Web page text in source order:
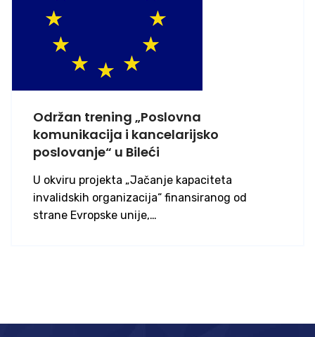
Održan trening „Poslovna
komunikacija i kancelarijsko
poslovanje“ u Bileći
U okviru projekta „Jačanje kapaciteta
invalidskih organizacija“ finansiranog od
strane Evropske unije,…